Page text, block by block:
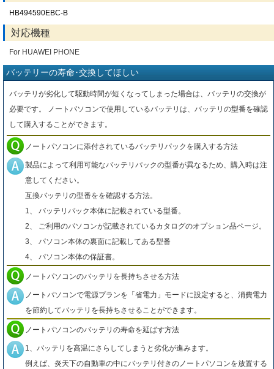
HB494590EBC-B
対応機種
For HUAWEI PHONE
バッテリーの寿命･交換してほしい
バッテリが劣化して駆動時間が短くなってしまった場合は、バッテリの交換が
必要です。 ノートパソコンで使用しているバッテリは、バッテリの型番を確認
して購入することができます。
ノートパソコンに添付されているバッテリパックを購入する方法
製品によって利用可能なバッテリパックの型番が異なるため、購入時は注
意してください。
互換バッテリの型番をを確認する方法。
1、 バッテリパック本体に記載されている型番。
2、 ご利用のパソコンが記載されているカタログのオプション品ページ。
3、 パソコン本体の裏面に記載してある型番
4、 パソコン本体の保証書。
ノートパソコンのバッテリを長持ちさせる方法
ノートパソコンで電源プランを「省電力」モードに設定すると、消費電力
を節約してバッテリを長持ちさせることができます。
ノートパソコンのバッテリの寿命を延ばす方法
1、バッテリを高温にさらしてしまうと劣化が進みます。
例えば、炎天下の自動車の中にバッテリ付きのノートパソコンを放置する